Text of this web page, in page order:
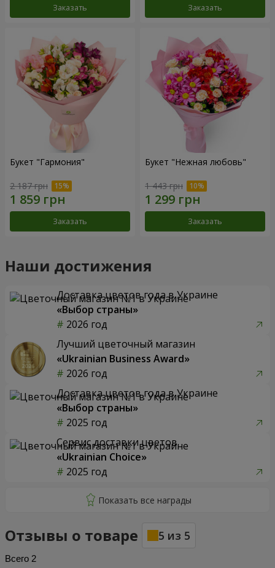
Заказать Заказать
Букет "Гармония"
2 187 грн
Заказать
Букет "Нежная любовь"
1 443 грн
Заказать
Наши достижения
Доставка цветов года в Украине
«Выбор страны»
2026 год
Лучший цветочный магазин
«Ukrainian Business Award»
2026 год
Доставка цветов года в Украине
«Выбор страны»
2025 год
Сервис доставки цветов
«Ukrainian Choice»
2025 год
Отзывы о товаре 5 из 5
Всего 2